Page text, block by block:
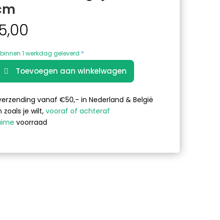
1 werkdag geleverd *
Toevoegen aan winkelwagen
e
i
vanaf €50,- in Nederland & België
zoals je wilt, vooraf of achteraf
voorraad